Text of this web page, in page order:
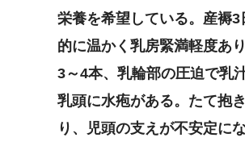
栄養を希望している。産褥
的に温かく乳房緊満軽度あ
3～4本、乳輪部の圧迫で乳
乳頭に水疱がある。たて抱
り、児頭の支えが不安定に